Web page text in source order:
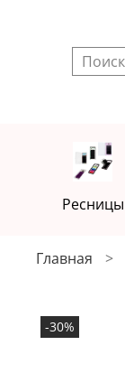
Ресницы
Главная
-30%